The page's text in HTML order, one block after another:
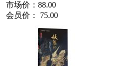
市场价： 88.00
会员价： 75.00